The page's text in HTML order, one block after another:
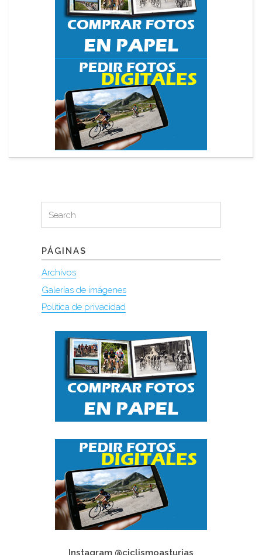
for:
Search
PÁGINAS
Archivos
Galerías de imágenes
Política de privacidad
Instagram @ciclismoasturias